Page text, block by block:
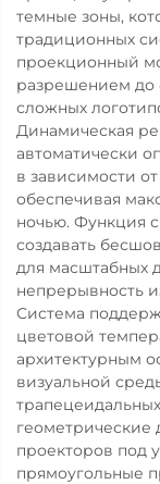
темные зоны,
традиционных
проекционный
разрешением до
сложных
Динамическая
автоматически
в зависимости
обеспечивая
ночью. Функция
создавать
для масштабных
непрерывность
Система
цветовой
архитектурным
визуальной
геометрические
проекторов под
прямоугольные